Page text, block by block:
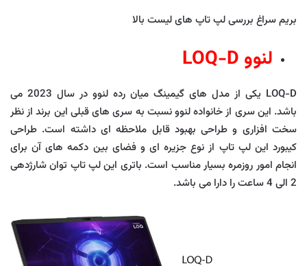
بریم سراغ بررسی لپ تاپ های لیست بالا
لنوو LOQ-D
LOQ-D یکی از مدل های گیمینگ میان رده لنوو در سال 2023 می
باشد. این سری از خانواده لنوو نسبت به سری های قبلی این برند از نظر
سخت افزاری و طراحی بهبود قابل ملاحظه ای داشته است. طراحی
کیبورد این لپ تاپ از نوع جزیره ای و فضای بین دکمه های آن برای
انجام امور روزمره بسیار مناسب است. باتری این لپ تاپ توان شارژدهی
2 الی 4 ساعت را دارا می باشد.